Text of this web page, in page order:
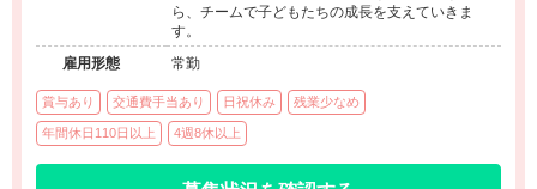
ら、チームで子どもたちの成長を支えていきま
す。
雇用形態
常勤
賞与あり 交通費手当あり 日祝休み 残業少なめ
年間休日110日以上 4週8休以上